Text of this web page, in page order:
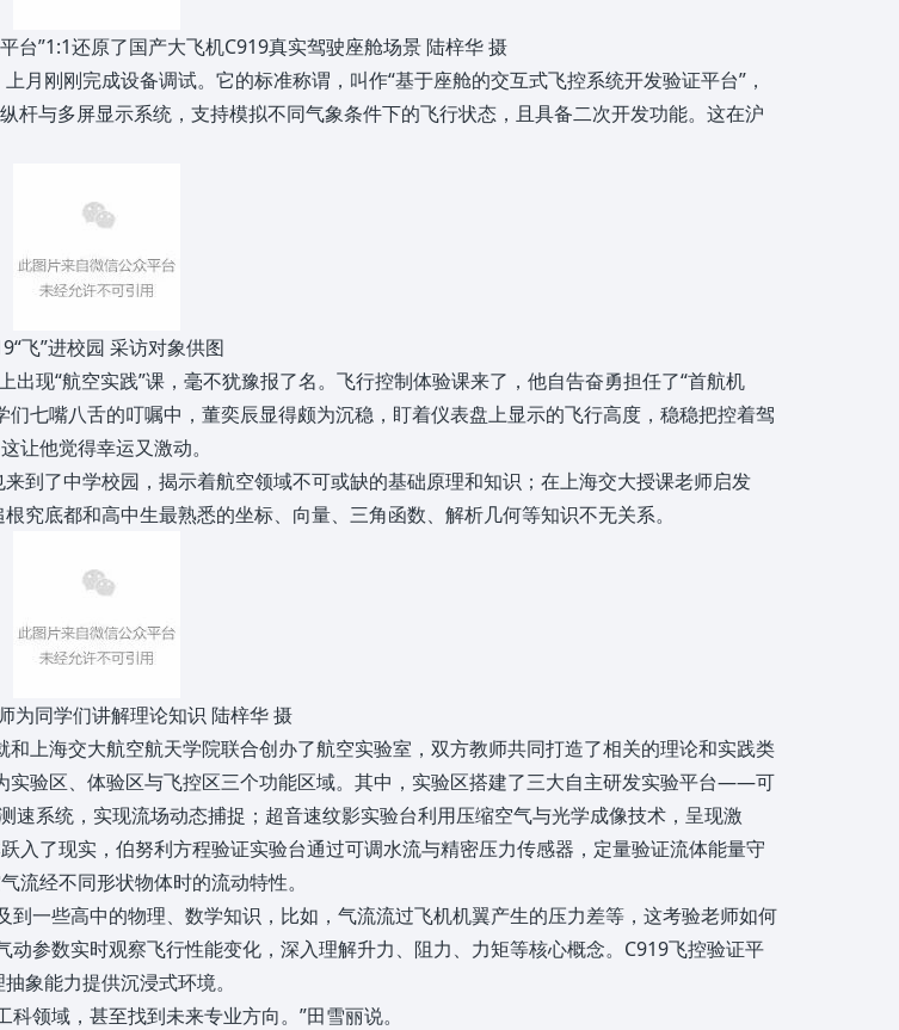
台”1:1还原了国产大飞机C919真实驾驶座舱场景 陆梓华 摄
刚刚完成设备调试。它的标准称谓，叫作“基于座舱的交互式飞控系统开发验证平台”，
杆与多屏显示系统，支持模拟不同气象条件下的飞行状态，且具备二次开发功能。这在沪
飞”进校园 采访对象供图
现“航空实践”课，毫不犹豫报了名。飞行控制体验课来了，他自告奋勇担任了“首航机
七嘴八舌的叮嘱中，董奕辰显得颇为沉稳，盯着仪表盘上显示的飞行高度，稳稳把控着驾
让他觉得幸运又激动。
到了中学校园，揭示着航空领域不可或缺的基础原理和知识；在上海交大授课老师启发
底都和高中生最熟悉的坐标、向量、三角函数、解析几何等知识不无关系。
为同学们讲解理论知识 陆梓华 摄
上海交大航空航天学院联合创办了航空实验室，双方教师共同打造了相关的理论和实践类
验区、体验区与飞控区三个功能区域。其中，实验区搭建了三大自主研发实验平台——可
系统，实现流场动态捕捉；超音速纹影实验台利用压缩空气与光学成像技术，呈现激
入了现实，伯努利方程验证实验台通过可调水流与精密压力传感器，定量验证流体能量守
流经不同形状物体时的流动特性。
一些高中的物理、数学知识，比如，气流流过飞机机翼产生的压力差等，这考验老师如何
参数实时观察飞行性能变化，深入理解升力、阻力、力矩等核心概念。C919飞控验证平
象能力提供沉浸式环境。
领域，甚至找到未来专业方向。”田雪丽说。